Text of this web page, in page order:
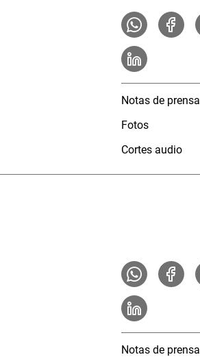
Notas de prensa
Fotos
Cortes audio
Notas de prensa